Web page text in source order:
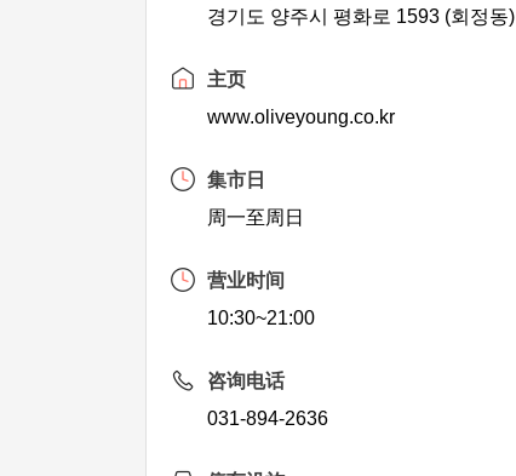
경기도 양주시 평화로 1593 (회정동)
主页
www.oliveyoung.co.kr
集市日
周一至周日
营业时间
10:30~21:00
咨询电话
031-894-2636